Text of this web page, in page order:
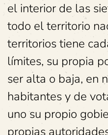
el interior de las
todo el territorio
territorios tiene
límites, su propia
ser alta o baja, en
habitantes y de
uno su propio
propias